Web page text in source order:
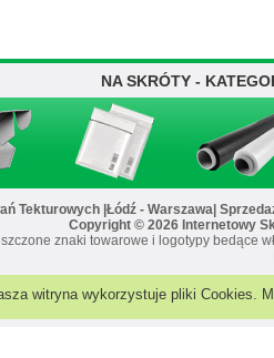
NA SKRÓTY -
Tekturowych |Łódź - Warszawa|
Copyright © 2026 Internetowy
znaki towarowe i logotypy bedące
witryna wykorzystuje pliki